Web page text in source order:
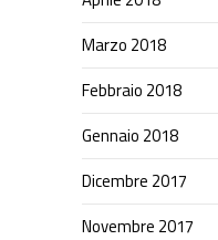
Marzo 2018
Febbraio 2018
Gennaio 2018
Dicembre 2017
Novembre 2017